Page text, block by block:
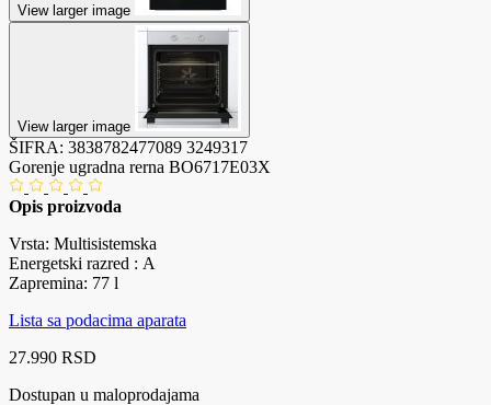
View larger image
View larger image
ŠIFRA: 3838782477089 3249317
Gorenje ugradna rerna BO6717E03X
Opis proizvoda
Vrsta: Multisistemska
Energetski razred : A
Zapremina: 77 l
Lista sa podacima aparata
27.990 RSD
Dostupan u maloprodajama